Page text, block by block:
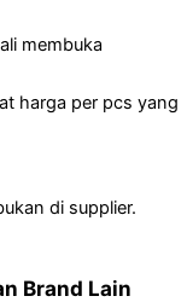
membuka
harga per pcs yang
di supplier.
Brand Lain